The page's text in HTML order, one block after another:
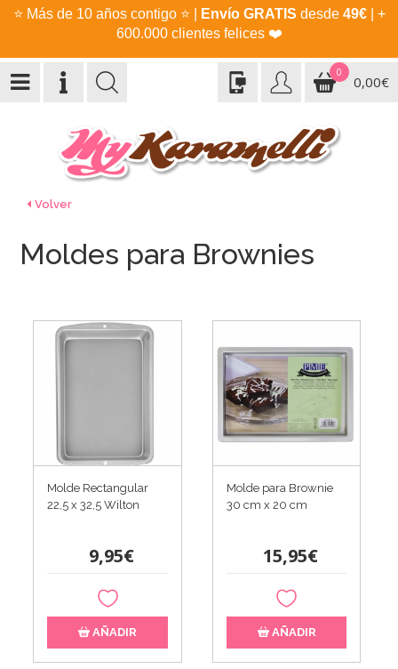
⭐ Más de 10 años contigo ⭐ Envío GRATIS desde 49€| +
600.000 clientes felices ❤️
0
0,00€
Volver
Moldes para Brownies
Molde Rectangular
22,5 x 32,5 Wilton
9,95€
AÑADIR
Molde para Brownie
30 cm x 20 cm
15,95€
AÑADIR